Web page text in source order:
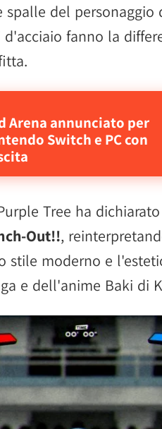
del personaggio
fanno la
Arena annunciato per
Switch e PC con
Tree ha dichiarato
Out!!,
stile moderno e
e dell'anime Baki di